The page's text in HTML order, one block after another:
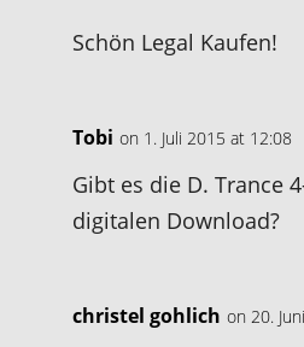
Schön Legal Kaufen!
Tobi on 1. Juli 2015 at 12:08
Gibt es die D. Trance
digitalen Download?
christel gohlich on 20.